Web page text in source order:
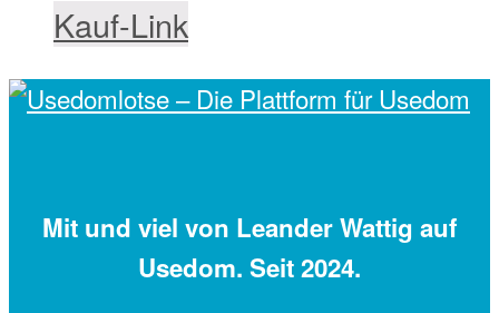
Kauf-Link
Mit und viel von Leander Wattig auf
Usedom. Seit 2024.